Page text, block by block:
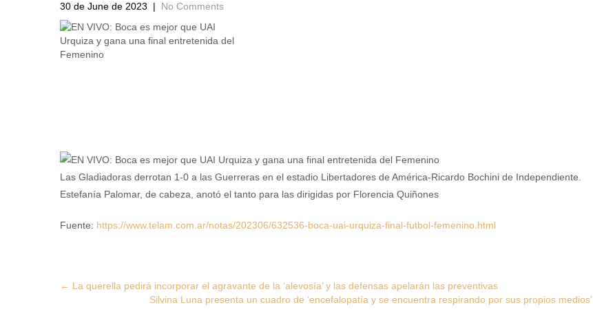
30 de June de 2023 | No Comments
Las Gladiadoras derrotan 1-0 a las Guerreras en el estadio Libertadores de América-Ricardo Bochini de Independiente.
Estefanía Palomar, de cabeza, anotó el tanto para las dirigidas por Florencia Quiñones
Fuente: https://www.telam.com.ar/notas/202306/632536-boca-uai-urquiza-final-futbol-femenino.html
Post
← La querella pedirá incorporar el agravante de la ‘alevosía’ y las defensas apelarán las preventivas
Silvina Luna presenta un cuadro de ‘encefalopatía y se encuentra respirando por sus propios medios’